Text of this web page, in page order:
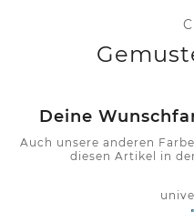
Deine
Auch unsere anderen
diesen Artikel in